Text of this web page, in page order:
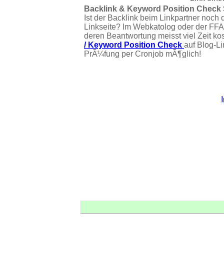
Backlink & Keyword Position
Ist der Backlink beim Linkpartner noch
Linkseite? Im Webkatolog oder der
deren Beantwortung meisst viel Zeit
/ Keyword Position Check auf Blog-
PrÃ¼fung per Cronjob mÃ¶glich!